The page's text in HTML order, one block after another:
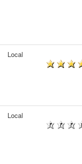
Local
Local